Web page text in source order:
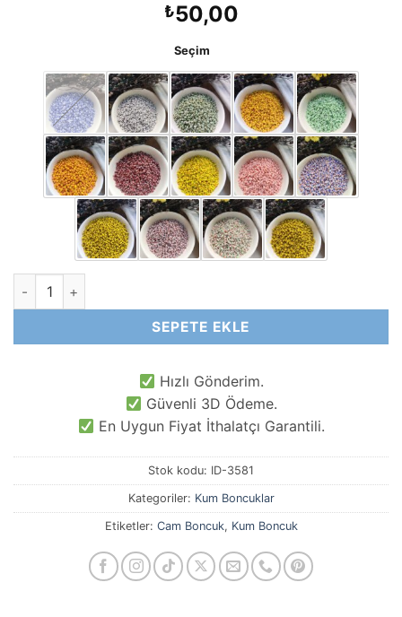
₺50,00
Seçim
3 MM 8/0 Çift Renk Kum Boncuk Çeşitleri adet
SEPETE EKLE
Hızlı Gönderim.
Güvenli 3D Ödeme.
En Uygun Fiyat İthalatçı Garantili.
Stok kodu: ID-3581
Kategoriler: Kum Boncuklar
Etiketler: Cam Boncuk, Kum Boncuk